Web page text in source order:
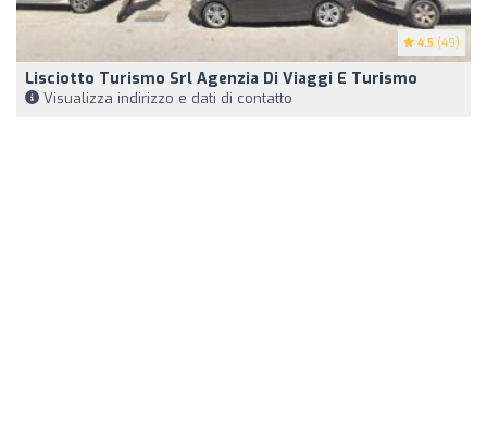
4.5 (49)
Lisciotto Turismo Srl Agenzia Di Viaggi E Turismo
Visualizza indirizzo e dati di contatto